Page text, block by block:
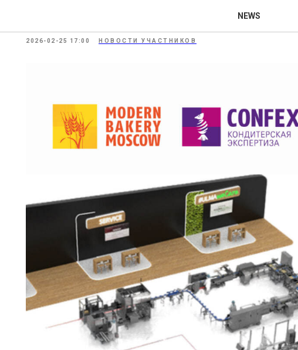
NEWS
Участник 2026: ULMA
2026-02-25 17:00 НОВОСТИ УЧАСТНИКОВ